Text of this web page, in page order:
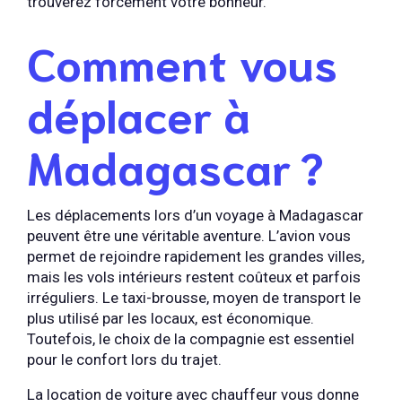
Comment vous
déplacer à
Madagascar ?
Les déplacements lors d’un voyage à Madagascar
peuvent être une véritable aventure. L’avion vous
permet de rejoindre rapidement les grandes villes,
mais les vols intérieurs restent coûteux et parfois
irréguliers. Le taxi-brousse, moyen de transport le
plus utilisé par les locaux, est économique.
Toutefois, le choix de la compagnie est essentiel
pour le confort lors du trajet.
La location de voiture avec chauffeur vous donne